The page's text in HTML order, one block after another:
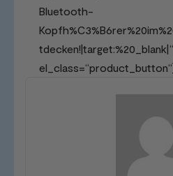
Bluetooth-
tdecken!|target:%20_blank|“